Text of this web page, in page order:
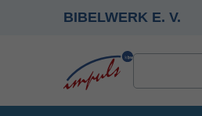
BIBELWERK E. V.